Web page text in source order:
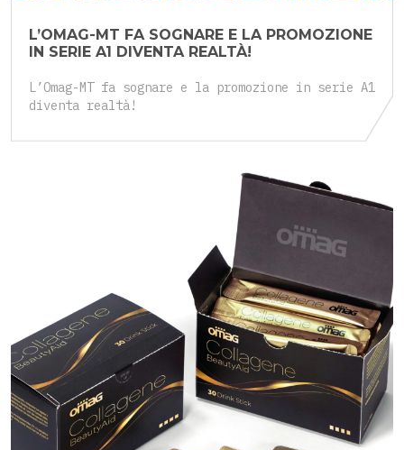
L’OMAG-MT FA SOGNARE E LA PROMOZIONE
IN SERIE A1 DIVENTA REALTÀ!
L’Omag-MT fa sognare e la promozione in serie A1
diventa realtà!